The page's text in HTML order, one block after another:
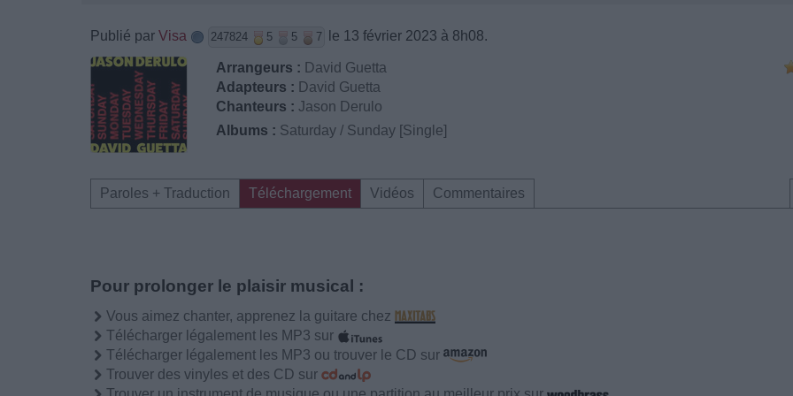
Publié par Visa 247824 5 5 7 le 13 février 2023 à 8h08.
Arrangeurs : David Guetta
Adapteurs : David Guetta
Chanteurs : Jason Derulo
Albums : Saturday / Sunday [Single]
Paroles + Traduction Téléchargement Vidéos Commentaires
Pour prolonger le plaisir musical :
Vous aimez chanter, apprenez la guitare chez
Télécharger légalement les MP3 sur
Télécharger légalement les MP3 ou trouver le CD sur
Trouver des vinyles et des CD sur